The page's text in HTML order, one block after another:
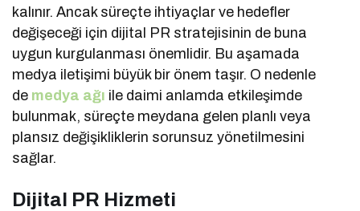
kalınır. Ancak süreçte ihtiyaçlar ve hedefler
değişeceği için dijital PR stratejisinin de buna
uygun kurgulanması önemlidir. Bu aşamada
medya iletişimi büyük bir önem taşır. O nedenle
de medya ağı ile daimi anlamda etkileşimde
bulunmak, süreçte meydana gelen planlı veya
plansız değişikliklerin sorunsuz yönetilmesini
sağlar.
Dijital PR Hizmeti